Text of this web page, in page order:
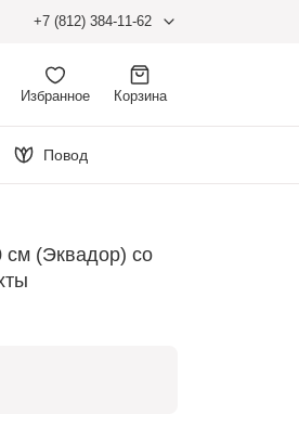
+7 (812) 384-11-62
Избранное Корзина
Повод
см (Эквадор) со